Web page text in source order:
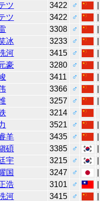
ツ 3422 ♂
ツ 3422 ♂
3308 ♂
冰 3233 ♂
河 3415 ♂
豪 3280 ♂
3411 ♂
3366 ♂
3257 ♂
3214
♂
3521 ♂
羊 3435 ♂
碩 3385 ♂
宇 3215 ♂
国 3247 ♂
浩 3101 ♂
河 3415 ♂